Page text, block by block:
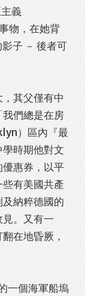
義
物，在她背
子 － 後者可
其父僅有中
們總是在房
）區內『最
時期他對文
惠券，以平
有美國共產
納粹德國的
。又有一
在地昏厥，
一個海軍船塢